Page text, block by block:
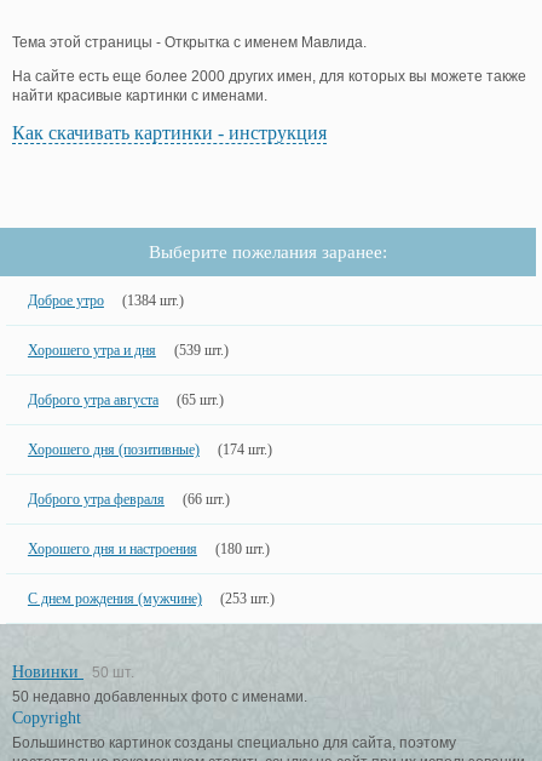
Тема этой страницы - Открытка с именем Мавлида.
На сайте есть еще более 2000 других имен, для которых вы можете также
найти красивые картинки с именами.
Как скачивать картинки - инструкция
Выберите пожелания заранее:
Доброе утро (1384 шт.)
Хорошего утра и дня (539 шт.)
Доброго утра августа (65 шт.)
Хорошего дня (позитивные) (174 шт.)
Доброго утра февраля (66 шт.)
Хорошего дня и настроения (180 шт.)
С днем рождения (мужчине) (253 шт.)
Новинки
50 шт.
50 недавно добавленных фото с именами.
Copyright
Большинство картинок созданы специально для сайта, поэтому